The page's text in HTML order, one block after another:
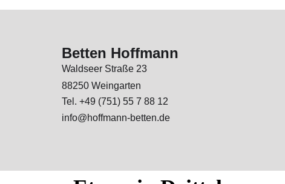
Betten Hoffmann
Waldseer Straße 23
88250 Weingarten
Tel. +49 (751) 55 7 88 12
info@hoffmann-betten.de